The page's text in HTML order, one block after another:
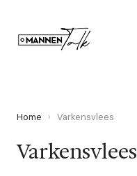
Home › Varkensvlees
Varkensvlees